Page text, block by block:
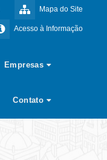
Mapa do Site
Acesso à Informação
Empresas
Contato